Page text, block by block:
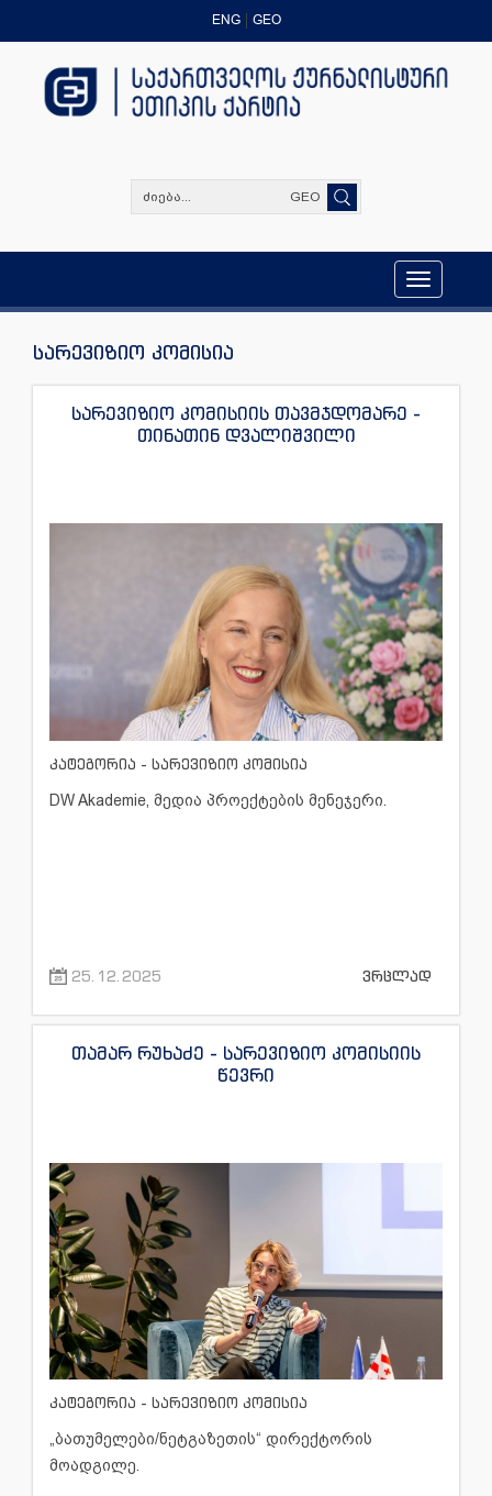
ENG GEO
GEO
Toggle
navigation
სარევიზიო კომისია
სარევიზიო კომისიის თავმჯდომარე -
თინათინ დვალიშვილი
კატეგორია - სარევიზიო კომისია
DW Akademie, მედია პროექტების მენეჯერი.
25.12.2025 ვრცლად
თამარ რუხაძე - სარევიზიო კომისიის
წევრი
კატეგორია - სარევიზიო კომისია
„ბათუმელები/ნეტგაზეთის“ დირექტორის
მოადგილე.